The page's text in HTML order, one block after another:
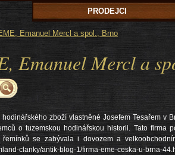
Emanuel Mercl a spol., Brno
Emanuel Mercl a
zboží vlastněné Josefem Tesařem
o tuzemskou hodinářskou historii. Tato
se zabývala i dovozem a
clanky/antik-blog-1/firma-eme-ceska-u-brna-
PRODEJCI